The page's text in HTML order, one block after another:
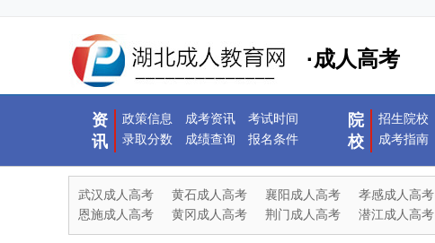
·成人高考
资
讯
政策信息 成考资讯
考试时间
录取分数
成绩查询 报名条件
院
校
招生院校
成考指南
武汉成人高考 黄石成人高考 襄阳成人高考 孝感成人高考
恩施成人高考
黄冈成人高考 荆门成人高考 潜江成人高考